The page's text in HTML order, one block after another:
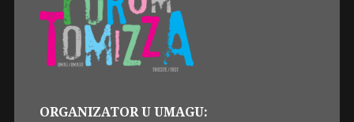
ORGANIZATOR U UMAGU: